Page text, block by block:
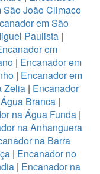
São João Climaco
em São
Paulista|
em
| Encanador em
| Encanador em
Zelia | Encanador
Branca |
na Água Funda |
na Anhanguera
na Barra
| Encanador no
| Encanador na